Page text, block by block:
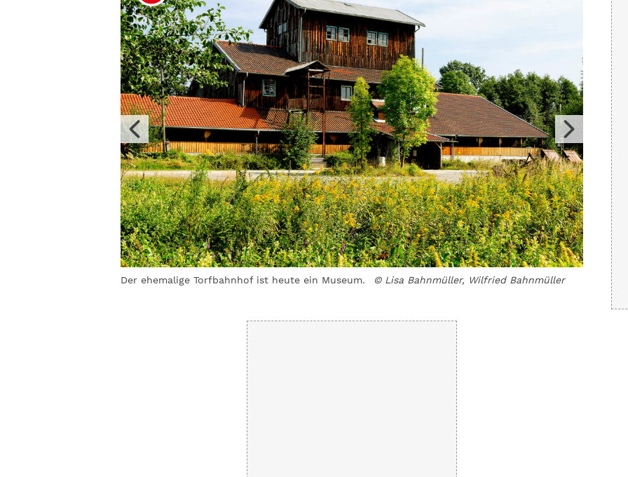
Der ehemalige Torfbahnhof ist heute ein Museum. © Lisa Bahnmüller, Wilfried Bahnmüller
Die
Wilfried